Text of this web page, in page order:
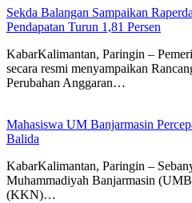
Sekda Balangan Sampaikan
Pendapatan Turun 1,81 Persen
KabarKalimantan, Paringin –
secara resmi menyampaikan
Perubahan Anggaran…
Mahasiswa UM Banjarmasin
Balida
KabarKalimantan, Paringin –
Muhammadiyah Banjarmasin
(KKN)…